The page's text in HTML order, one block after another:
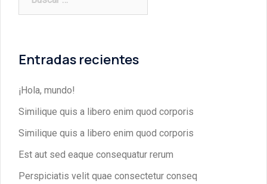
Entradas recientes
¡Hola, mundo!
Similique quis a libero enim quod corporis
Similique quis a libero enim quod corporis
Est aut sed eaque consequatur rerum
Perspiciatis velit quae consectetur conseq